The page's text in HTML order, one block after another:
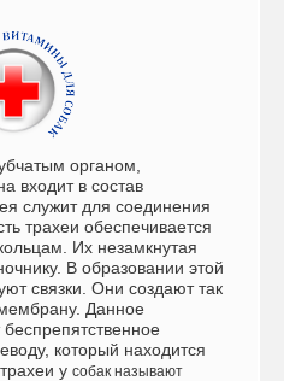
органом,
входит в состав
служит для соединения
трахеи обеспечивается
Их незамкнутая
В образовании этой
связки. Они создают так
Данное
который находится
у собак называют